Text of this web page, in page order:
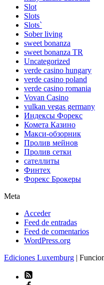
Slot
Slots
Slots`
Sober living
sweet bonanza
sweet bonanza TR
Uncategorized
verde casino hungary
verde casino poland
verde casino romania
Vovan Casino
vulkan vegas germany
Индексы Форекс
Комета Казино
Макси-обзорник
Пролив мейнов
Пролив сетки
сателлиты
Финтех
Форекс Брокеры
Meta
Acceder
Feed de entradas
Feed de comentarios
WordPress.org
Ediciones Luxemburg |